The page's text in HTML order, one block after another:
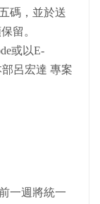
碼，並於送
留。
或以E-
部呂宏達 專案
一週將統一